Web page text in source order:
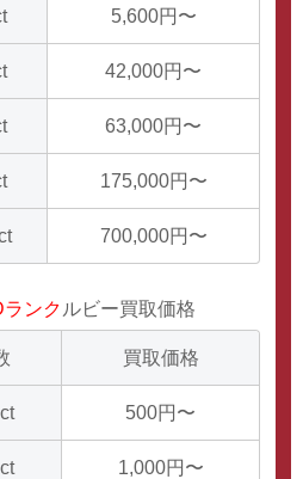
5,600円〜
42,000円〜
63,000円〜
175,000円〜
700,000円〜
ランク ルビー買取価格
買取価格
500円〜
1,000円〜